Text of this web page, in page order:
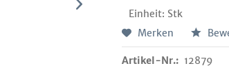
Einheit: Stk
Merken
Artikel-Nr.: 12879